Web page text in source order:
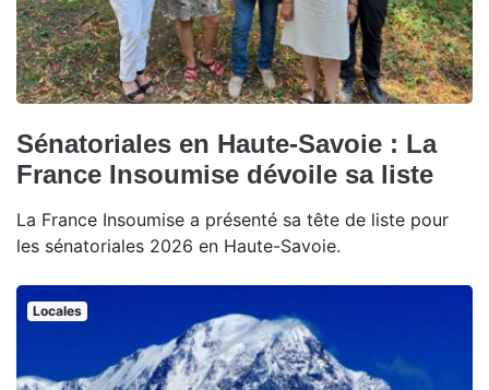
Sénatoriales en Haute-Savoie : La
France Insoumise dévoile sa liste
La France Insoumise a présenté sa tête de liste pour
les sénatoriales 2026 en Haute-Savoie.
Locales